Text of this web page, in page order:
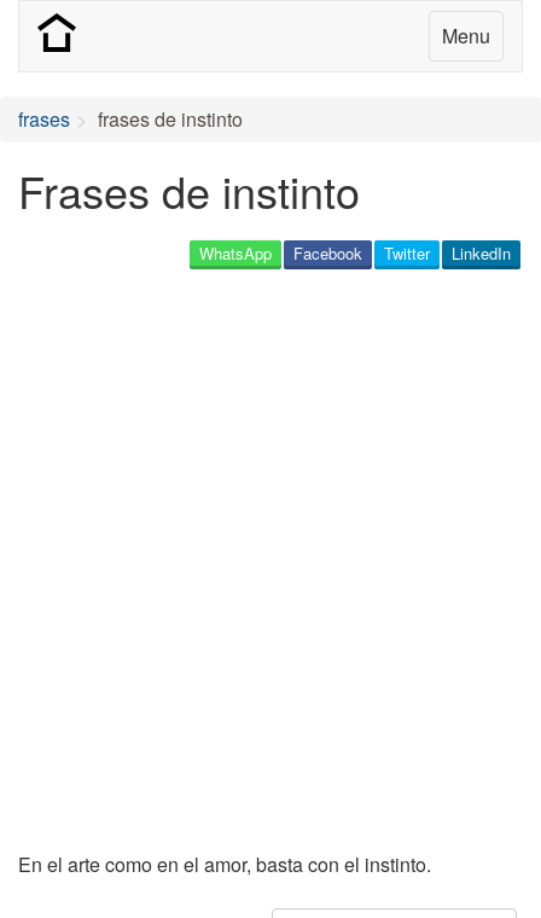
Menu
frases frases de instinto
Frases de instinto
LinkedIn
Twitter
Facebook
WhatsApp
En el arte como en el amor, basta con el instinto.